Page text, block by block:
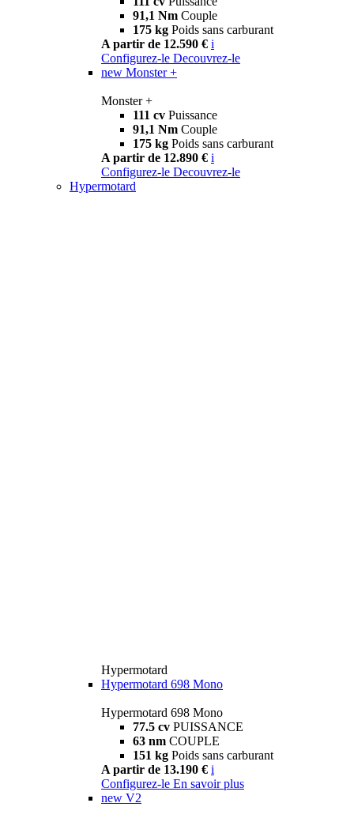
91,1 Nm Couple
175 kg Poids sans carburant
A partir de 12.590 € i
Configurez-le Decouvrez-le
new Monster +
Monster +
111 cv Puissance
91,1 Nm Couple
175 kg Poids sans carburant
A partir de 12.890 € i
Configurez-le Decouvrez-le
Hypermotard
Hypermotard
Hypermotard 698 Mono
Hypermotard 698 Mono
77.5 cv PUISSANCE
63 nm COUPLE
151 kg Poids sans carburant
A partir de 13.190 € i
Configurez-le En savoir plus
new V2